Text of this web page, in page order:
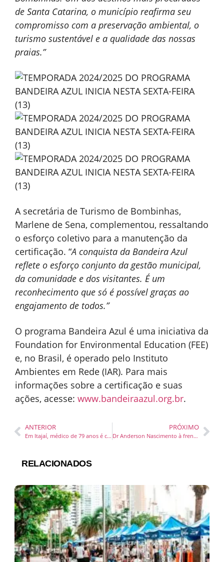
de Santa Catarina, o município reafirma seu
compromisso com a preservação ambiental, o
turismo sustentável e a qualidade das nossas
praias.”
A secretária de Turismo de Bombinhas,
Marlene de Sena, complementou, ressaltando
o esforço coletivo para a manutenção da
certificação. “A conquista da Bandeira Azul
reflete o esforço conjunto da gestão municipal,
da comunidade e dos visitantes. É um
reconhecimento que só é possível graças ao
engajamento de todos.”
O programa Bandeira Azul é uma iniciativa da
Foundation for Environmental Education (FEE)
e, no Brasil, é operado pelo Instituto
Ambientes em Rede (IAR). Para mais
informações sobre a certificação e suas
ações, acesse: www.bandeiraazul.org.br.
ANTERIOR
Em Itajaí, médico de 79 anos é condenado a quase 11 anos de prisão por tentativa de homicídio e falsa identidade após denúncia do MPSC
PRÓXIMO
Dr Anderson Nascimento à frente da Rede Total Care AMIL
RELACIONADOS